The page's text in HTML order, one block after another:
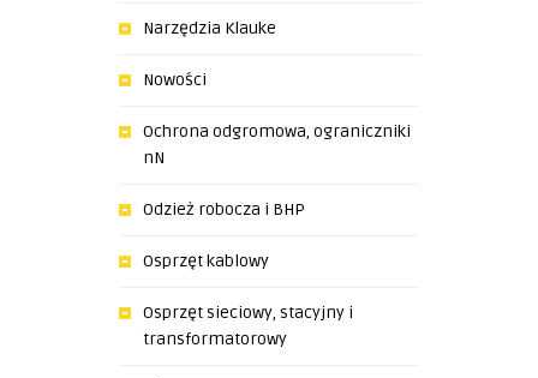
Narzędzia Klauke
Nowości
Ochrona odgromowa, ograniczniki
nN
Odzież robocza i BHP
Osprzęt kablowy
Osprzęt sieciowy, stacyjny i
transformatorowy